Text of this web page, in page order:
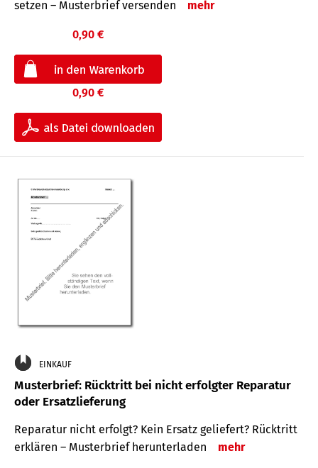
setzen – Musterbrief versenden
mehr
0,90 €
0,90 €
EINKAUF
Musterbrief: Rücktritt bei nicht erfolgter Reparatur
oder Ersatzlieferung
Reparatur nicht erfolgt? Kein Ersatz geliefert? Rücktritt
erklären – Musterbrief herunterladen
mehr